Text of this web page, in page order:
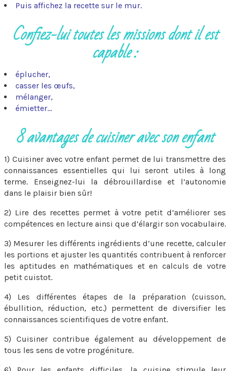
Puis affichez la recette sur le mur.
Confiez-lui toutes les missions dont il est
capable :
éplucher,
casser les œufs,
mélanger,
émietter…
8 avantages de cuisiner avec son enfant
1) Cuisiner avec votre enfant permet de lui transmettre des
connaissances essentielles qui lui seront utiles à long
terme. Enseignez-lui la débrouillardise et l’autonomie
dans le plaisir bien sûr!
2) Lire des recettes permet à votre petit d’améliorer ses
compétences en lecture ainsi que d’élargir son vocabulaire.
3) Mesurer les différents ingrédients d’une recette, calculer
les portions et ajuster les quantités contribuent à renforcer
les aptitudes en mathématiques et en calculs de votre
petit cuistot.
4) Les différentes étapes de la préparation (cuisson,
ébullition, réduction, etc.) permettent de diversifier les
connaissances scientifiques de votre enfant.
5) Cuisiner contribue également au développement de
tous les sens de votre progéniture.